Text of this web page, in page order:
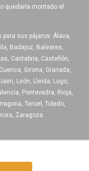
quedaría montado el
sus pájaros: Álava,
Badajoz, Baleares,
Cantabria, Castellón,
Girona, Granada,
León, Lleida, Lugo,
Pontevedra, Rioja,
Teruel, Toledo,
Zaragoza.